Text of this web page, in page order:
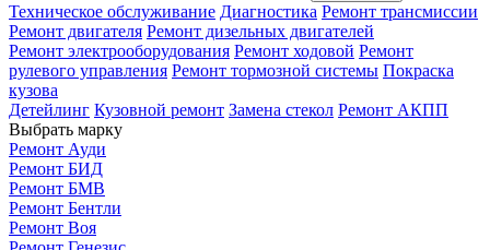
Техническое обслуживание Диагностика Ремонт трансмиссии
Ремонт двигателя Ремонт дизельных двигателей
Ремонт электрооборудования Ремонт ходовой Ремонт
рулевого управления Ремонт тормозной системы Покраска
кузова
Детейлинг Кузовной ремонт Замена стекол Ремонт АКПП
Выбрать марку
Ремонт Ауди
Ремонт БИД
Ремонт БМВ
Ремонт Бентли
Ремонт Воя